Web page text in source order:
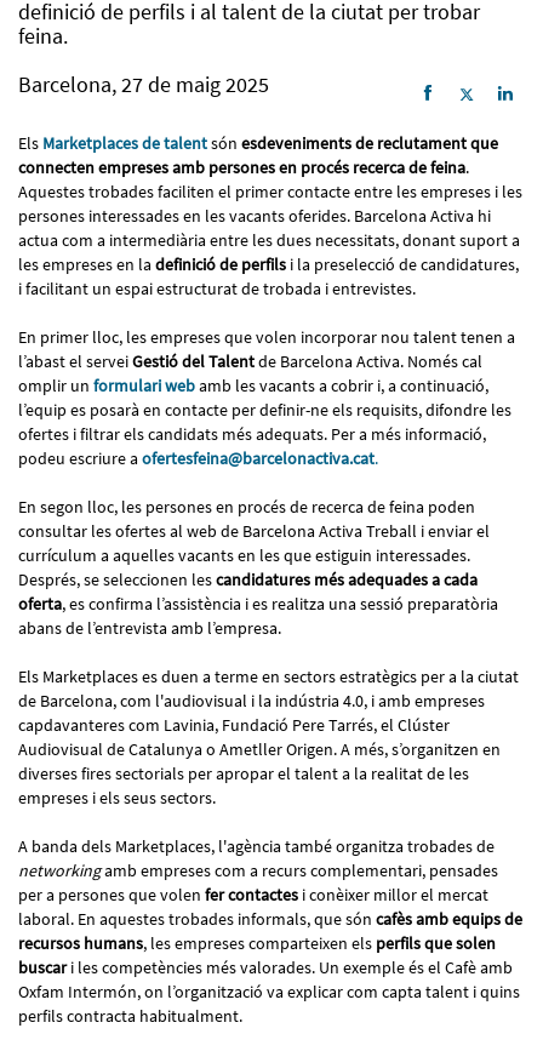
definició de perfils i al talent de la ciutat per trobar
feina.
Barcelona, 27 de maig 2025
Els Marketplaces de talentsón esdeveniments de reclutament que
connecten empreses amb persones en procés recerca de feina.
Aquestes trobades faciliten el primer contacte entre les empreses i les
persones interessades en les vacants oferides. Barcelona Activa hi
actua com a intermediària entre les dues necessitats, donant suport a
les empreses en la definició de perfils i la preselecció de candidatures,
i facilitant un espai estructurat de trobada i entrevistes.
En primer lloc, les empreses que volen incorporar nou talent tenen a
l’abast el serveiGestió del Talentde Barcelona Activa. Només cal
omplir un formulari webamb les vacants a cobrir i, a continuació,
l’equip es posarà en contacte per definir-ne els requisits, difondre les
ofertes i filtrar els candidats més adequats. Per a més informació,
podeu escriure a ofertesfeina@barcelonactiva.cat.
En segon lloc, les persones en procés de recerca de feina poden
consultar les ofertes al web de Barcelona Activa Treball i enviar el
currículum a aquelles vacants en les que estiguin interessades.
Després, se seleccionen lescandidatures més adequades a cada
oferta, es confirma l’assistència i es realitza una sessió preparatòria
abans de l’entrevista amb l’empresa.
Els Marketplaces es duen a terme en sectors estratègics per a la ciutat
de Barcelona, com l'audiovisual i la indústria 4.0, i amb empreses
capdavanteres com Lavinia, Fundació Pere Tarrés, el Clúster
Audiovisual de Catalunya o Ametller Origen. A més, s’organitzen en
diverses fires sectorials per apropar el talent a la realitat de les
empreses i els seus sectors.
A banda dels Marketplaces, l'agència també organitza trobades de
networkingamb empreses com a recurs complementari, pensades
per a persones que volen fer contactes i conèixer millor el mercat
laboral. En aquestes trobades informals, que són cafès amb equips de
recursos humans, les empreses comparteixen els perfils que solen
buscari les competències més valorades. Un exemple és el Cafè amb
Oxfam Intermón, on l’organització va explicar com capta talent i quins
perfils contracta habitualment.